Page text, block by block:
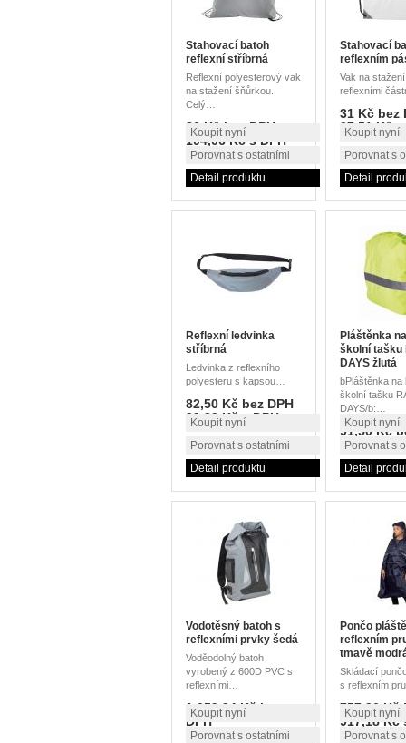
Stahovací batoh
reflexní stříbrná
Reflexní polyesterový vak
na stažení šňůrkou.
Celý…
86 Kč bez DPH
104,06 Kč s DPH
Koupit nyní
Porovnat s ostatními
Detail produktu
Stahovací
reflexním
Vak na
reflexními
31 Kč bez
37,51 Kč s
Koupit nyní
Porovnat s
Detail
Reflexní ledvinka
stříbrná
Ledvinka z reflexního
polyesteru s kapsou…
82,50 Kč bez DPH
99,83 Kč s DPH
Koupit nyní
Porovnat s ostatními
Detail produktu
Pláštěnka
školní tašku
DAYS žlutá
bPláštěnka na
školní tašku
DAYS/b:…
91,50 Kč
110,72 Kč
Koupit nyní
Porovnat s
Detail
Vodotěsný batoh s
reflexními prvky šedá
Voděodolný batoh
vyrobený z 600D PVC s
reflexními…
1 059,94 Kč bez
DPH
1 282,60 Kč s DPH
Koupit nyní
Porovnat s ostatními
Pončo
reflexním
tmavě
Skládací
s reflexním
757,96 Kč
917,18 Kč
Koupit nyní
Porovnat s